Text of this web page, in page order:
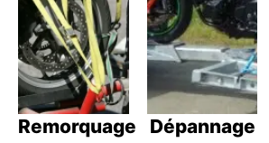
Remorquage
Dépannage